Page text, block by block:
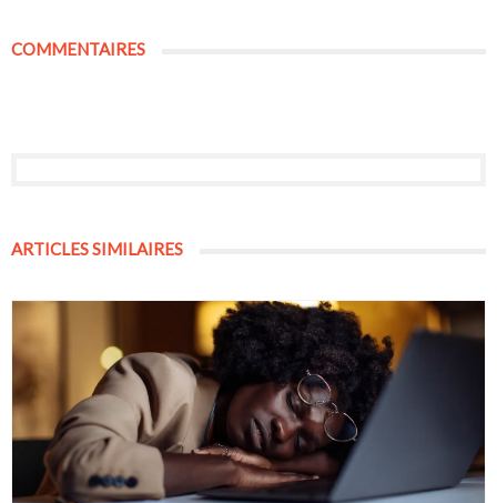
COMMENTAIRES
ARTICLES SIMILAIRES